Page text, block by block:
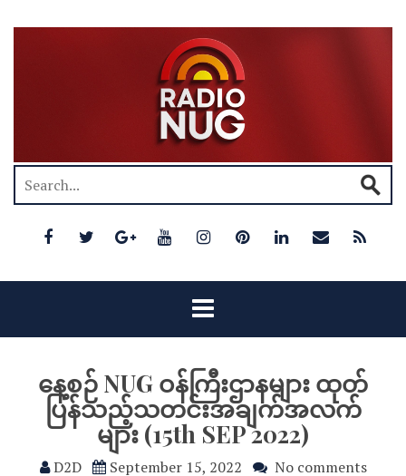
နေ့စဉ် NUG ဝန်ကြီးဌာနများ ထုတ်
ပြန်သည့်သတင်းအချက်အလက်
များ (15th SEP 2022)
D2D September 15, 2022 No comments